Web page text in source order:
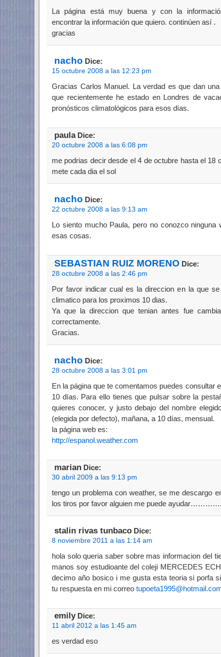
La página está muy buena y con la
encontrar la información que quiero. continúen así .
gracias
nacho Dice:
15 octubre 2008 a las 12:23 pm
Gracias Carlos Manuel. La verdad es que dan
que recientemente he estado en Londres de
pronósticos climatológicos para esos días.
paulaDice:
20 octubre 2008 a las 6:08 pm
me podrias decir desde el 4 de octubre hasta el 18
mete cada dia el sol
nacho Dice:
22 octubre 2008 a las 9:13 am
Lo siento mucho Paula, pero no conozco ninguna
esas cosas.
SEBASTIAN RUIZ MORENO Dice:
28 octubre 2008 a las 2:46 pm
Por favor indicar cual es la direccion en la que
climatico para los proximos 10 dias.
Ya que la direccion que tenian antes fue
correctamente.
Gracias.
nacho Dice:
28 octubre 2008 a las 3:01 pm
En la página que te comentamos puedes consultar
10 días. Para ello tienes que pulsar sobre la
quieres conocer, y justo debajo del nombre
(elegida por defecto), mañana, a 10 días, mensual.
la página web es:
http://espanol.weather.com
marian Dice:
30 abril 2009 a las 9:13 pm
tengo un problema con weather, se me descargo
los tiros por favor alguien me puede
stalin rivas tunbaco Dice:
8 noviembre 2011 a las 1:14 am
hola solo queria saber sobre mas informacion del
manos soy estudioante del coleji MERCEDES
decimo año bosico i me gusta esta teoria si porfa
tu respuesta en mi correo
emilyDice:
11 abril 2012 a las 1:45 am
es verdad eso